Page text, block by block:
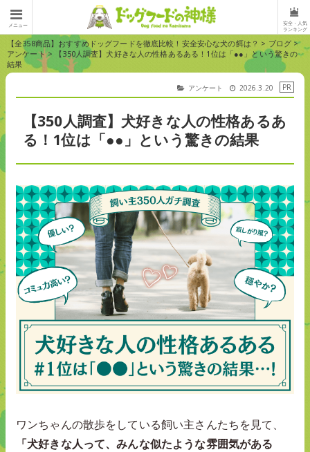
メニュー
安全・人気
ランキング
【全358商品】おすすめドッグフードを徹底比較！安全安心な犬の餌は？ > ブログ >
アンケート>
【350人調査】犬好きな人の性格あるある！1位は「●●」という驚きの
結果
アンケート 2026.3.20
【350人調査】犬好きな人の性格あるあ
る！1位は「●●」という驚きの結果
ワンちゃんの散歩をしている飼い主さんたちを見て、
「犬好きな人って、みんな似たような雰囲気がある